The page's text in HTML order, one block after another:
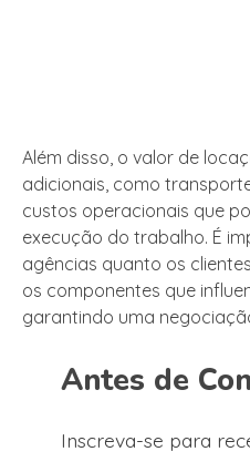
Além disso, o valor de
adicionais, como
custos operacionais que
execução do trabalho. É
agências quanto os
os componentes que
garantindo uma
Antes de
Inscreva-se para